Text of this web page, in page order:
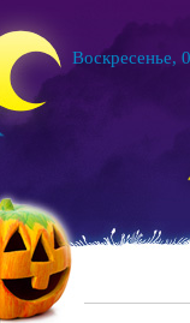
Воскресенье,